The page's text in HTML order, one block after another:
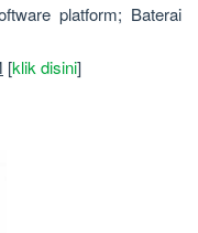
platform; Baterai
[klik disini]